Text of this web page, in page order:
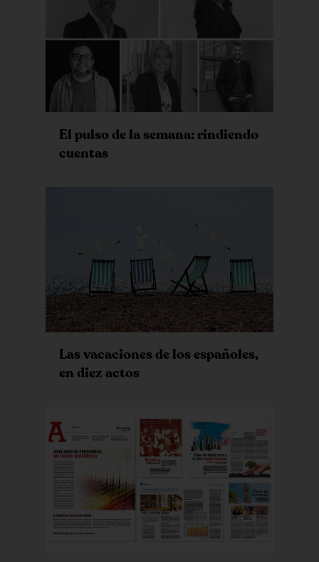
El pulso de la semana: rindiendo
cuentas
Las vacaciones de los españoles,
en diez actos